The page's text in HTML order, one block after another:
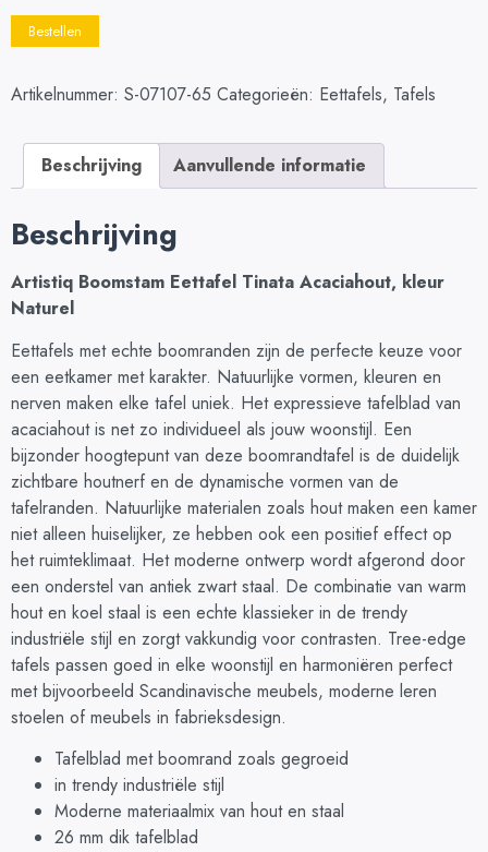
Bestellen
Artikelnummer: S-07107-65 Categorieën: Eettafels, Tafels
Beschrijving Aanvullende informatie
Beschrijving
Artistiq Boomstam Eettafel Tinata Acaciahout, kleur
Naturel
Eettafels met echte boomranden zijn de perfecte keuze voor
een eetkamer met karakter. Natuurlijke vormen, kleuren en
nerven maken elke tafel uniek. Het expressieve tafelblad van
acaciahout is net zo individueel als jouw woonstijl. Een
bijzonder hoogtepunt van deze boomrandtafel is de duidelijk
zichtbare houtnerf en de dynamische vormen van de
tafelranden. Natuurlijke materialen zoals hout maken een kamer
niet alleen huiselijker, ze hebben ook een positief effect op
het ruimteklimaat. Het moderne ontwerp wordt afgerond door
een onderstel van antiek zwart staal. De combinatie van warm
hout en koel staal is een echte klassieker in de trendy
industriële stijl en zorgt vakkundig voor contrasten. Tree-edge
tafels passen goed in elke woonstijl en harmoniëren perfect
met bijvoorbeeld Scandinavische meubels, moderne leren
stoelen of meubels in fabrieksdesign.
Tafelblad met boomrand zoals gegroeid
in trendy industriële stijl
Moderne materiaalmix van hout en staal
26 mm dik tafelblad